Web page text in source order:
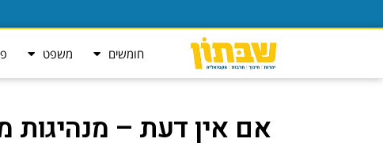
חומשים משפט
אם אין דעת – מנהיגות